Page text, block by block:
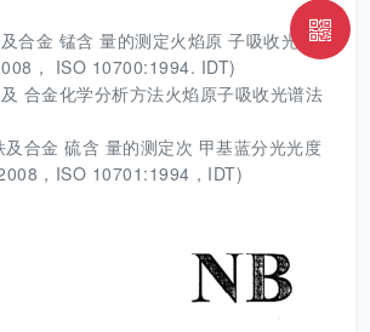
合金 锰含 量的测定火焰原 子吸收光谱法
， ISO 10700:1994. IDT)
合金化学分析方法火焰原子吸收光谱法
合金 硫含 量的测定次 甲基蓝分光光度
，ISO 10701:1994，IDT)